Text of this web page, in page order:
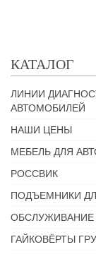
КАТАЛОГ
ЛИНИИ
АВТОМОБИЛЕЙ
НАШИ ЦЕНЫ
МЕБЕЛЬ ДЛЯ
РОССВИК
ПОДЪЕМНИКИ
ГАЙКОВЁРТЫ